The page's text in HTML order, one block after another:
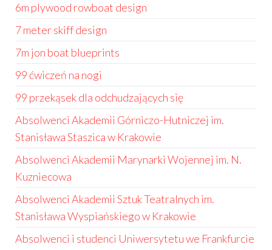
6m plywood rowboat design
7 meter skiff design
7m jon boat blueprints
99 ćwiczeń na nogi
99 przekąsek dla odchudzających się
Absolwenci Akademii Górniczo-Hutniczej im.
Stanisława Staszica w Krakowie
Absolwenci Akademii Marynarki Wojennej im. N.
Kuzniecowa
Absolwenci Akademii Sztuk Teatralnych im.
Stanisława Wyspiańskiego w Krakowie
Absolwenci i studenci Uniwersytetu we Frankfurcie